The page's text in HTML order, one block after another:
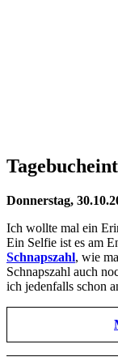
Donnerstag,
Ich wollte mal ein
Ein Selfie ist es am
Schnapszahl, wie
Schnapszahl auch
ich jedenfalls schon